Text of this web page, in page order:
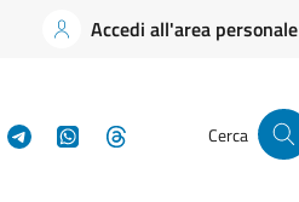
Accedi all'area personale
LinkedInTelegramWhatsApp Cerca